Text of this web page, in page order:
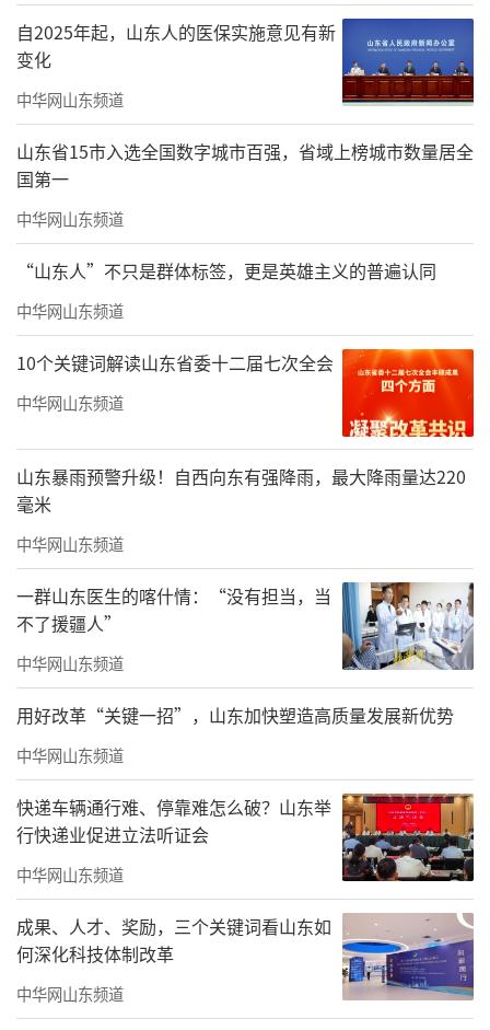
自2025年起，山东人的医保实施意见有新
变化
中华网山东频道
山东省15市入选全国数字城市百强，省域上榜城市数量居全
国第一
中华网山东频道
“山东人”不只是群体标签，更是英雄主义的普遍认同
中华网山东频道
10个关键词解读山东省委十二届七次全会
中华网山东频道
山东暴雨预警升级！自西向东有强降雨，最大降雨量达220
毫米
中华网山东频道
一群山东医生的喀什情：“没有担当，当
不了援疆人”
中华网山东频道
用好改革“关键一招”，山东加快塑造高质量发展新优势
中华网山东频道
快递车辆通行难、停靠难怎么破？山东举
行快递业促进立法听证会
中华网山东频道
成果、人才、奖励，三个关键词看山东如
何深化科技体制改革
中华网山东频道